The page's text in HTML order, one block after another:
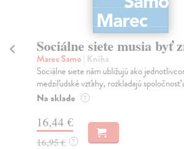
Sociálne siete musia byť
Marec Samo| Kniha
Sociálne siete nám ubližujú ako
medziľudské vzťahy, rozkladajú spoločnosť
Na sklade ?
16,44 €
16,95 € ?